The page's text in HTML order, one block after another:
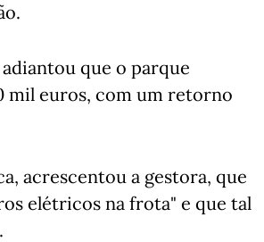
que o parque
mil euros, com um retorno
acrescentou a gestora, que
elétricos na frota" e que tal